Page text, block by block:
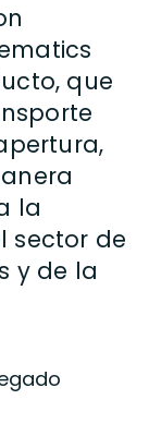
que
la
sector de
y de la